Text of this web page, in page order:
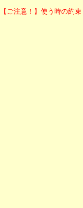
【ご注意！】使う時の約